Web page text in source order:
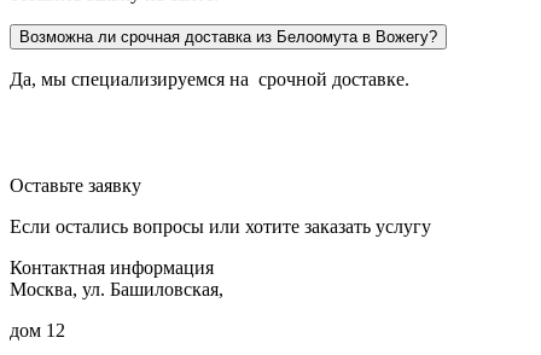
Возможна ли срочная доставка из Белоомута в Вожегу?
Да, мы специализируемся на срочной доставке.
Оставьте заявку
Если остались вопросы или хотите заказать услугу
Контактная информация
Москва, ул. Башиловская,
дом 12